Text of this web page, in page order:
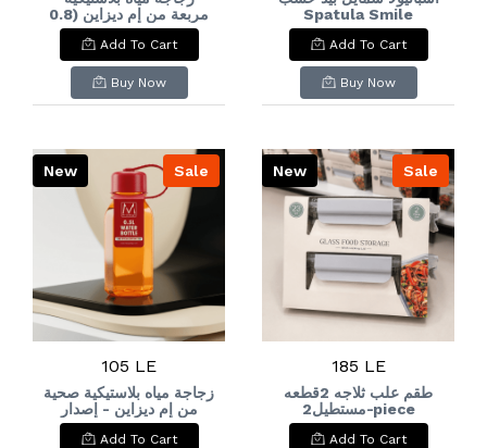
مربعة من إم ديزاين (0.8
لتر)M-Design Square
Plastic Water Bottle
(0.8L
Add To Cart
Buy Now
Spatula Smile
Wooden Handle
Add To Cart
Buy Now
Sale
New
105 LE
زجاجة مياه بلاستيكية صحية
من إم ديزاين - إصدار
خاص (0.5 لتر)M-Design
Special Edition
Add To Cart
Sale
New
185 LE
طقم علب ثلاجه 2قطعه
مستطيل2-piece
rectangular
refrigerator
Add To Cart